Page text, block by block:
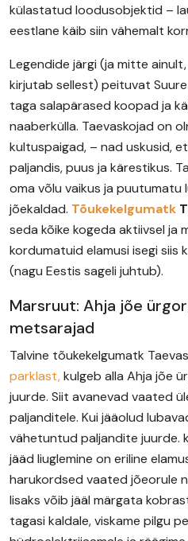
külastatud loodusobjektid –
eestlane käib siin vähemalt
Legendide järgi (ja mitte
kirjutab sellest) peituvat
taga salapärased koopad ja
naaberkülla. Taevaskojad on
kultuspaigad, – nad uskusid,
paljandis, puus ja kärestikus.
oma võlu vaikus ja puutumatu
jõekaldad. Tõukekelgumatk
seda kõike kogeda aktiivsel ja
kordumatuid elamusi isegi siis
(nagu Eestis sageli juhtub).
Marsruut: Ahja jõe
metsarajad
Talvine tõukekelgumatk
parklast,kulgeb alla Ahja jõe
juurde. Siit avanevad vaated
paljanditele. Kui jääolud
vähetuntud paljandite juurde.
jääd liuglemine on eriline
harukordsed vaated jõeorule
lisaks võib jääl märgata
tagasi kaldale, viskame pilgu